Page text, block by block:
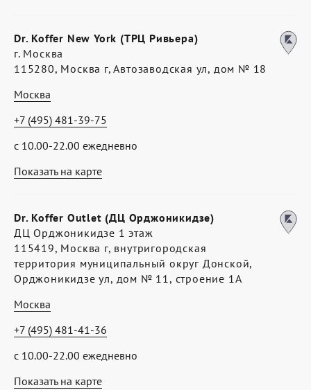
Показать на карте
Dr. Koffer New York (ТРЦ Ривьера)
г. Москва
115280, Москва г, Автозаводская ул, дом № 18
Москва
с 10.00-22.00 ежедневно
+7 (495) 481-39-75
Показать на карте
Dr. Koffer Outlet (ДЦ Орджоникидзе)
ДЦ Орджоникидзе 1 этаж
115419, Москва г, внутригородская
территория муниципальный округ Донской,
Орджоникидзе ул, дом № 11, строение 1А
Москва
с 10.00-22.00 ежедневно
+7 (495) 481-41-36